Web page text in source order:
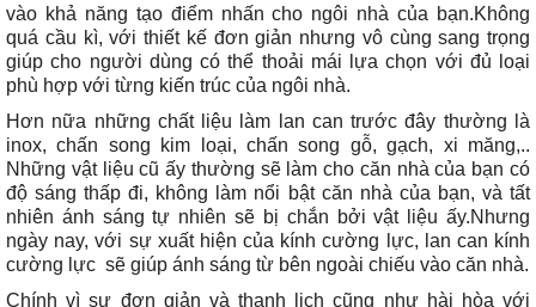
vào khả năng tạo điểm nhấn cho ngôi nhà của bạn.Không
quá cầu kì, với thiết kế đơn giản nhưng vô cùng sang trọng
giúp cho người dùng có thể thoải mái lựa chọn với đủ loại
phù hợp với từng kiến trúc của ngôi nhà.
Hơn nữa những chất liệu làm lan can trước đây thường là
inox, chấn song kim loại, chấn song gỗ, gạch, xi măng,..
Những vật liệu cũ ấy thường sẽ làm cho căn nhà của bạn có
độ sáng thấp đi, không làm nổi bật căn nhà của bạn, và tất
nhiên ánh sáng tự nhiên sẽ bị chắn bởi vật liệu ấy.Nhưng
ngày nay, với sự xuất hiện của kính cường lực, lan can kính
cường lực sẽ giúp ánh sáng từ bên ngoài chiếu vào căn nhà.
Chính vì sự đơn giản và thanh lịch cũng như hài hòa với